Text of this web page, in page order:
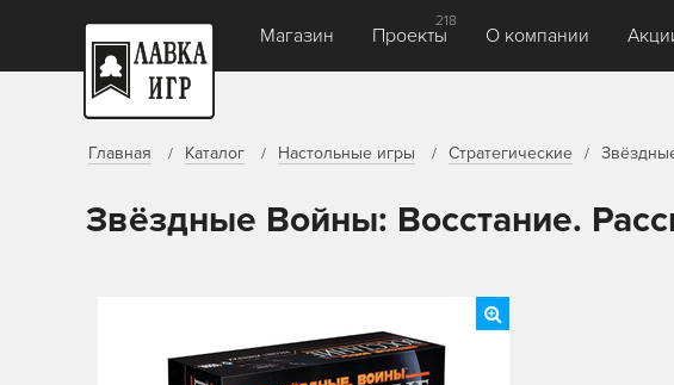
Магазин Проекты
218
О компании
Главная Каталог Настольные игры Стратегические
Звёздные Войны: Восстание.